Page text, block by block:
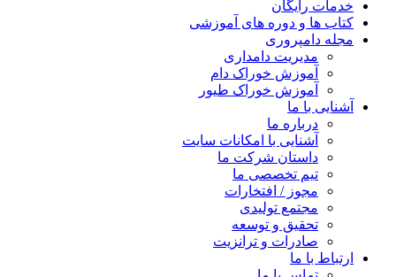
خدمات رایگان
کتاب‌ ها و دوره های آموزشی
مجله دامپروری
مدیریت دامداری
آموزش خوراک دام
آموزش خوراک طیور
آشنایی با ما
درباره ما
آشنایی با امکانات سایت
داستان شرکت ما
تیم تخصصی ما
مجوز / افتخارات
مجتمع تولیدی
تحقیق و توسعه
صادرات و ترانزیت
ارتباط با ما